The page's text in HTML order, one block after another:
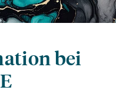
bei